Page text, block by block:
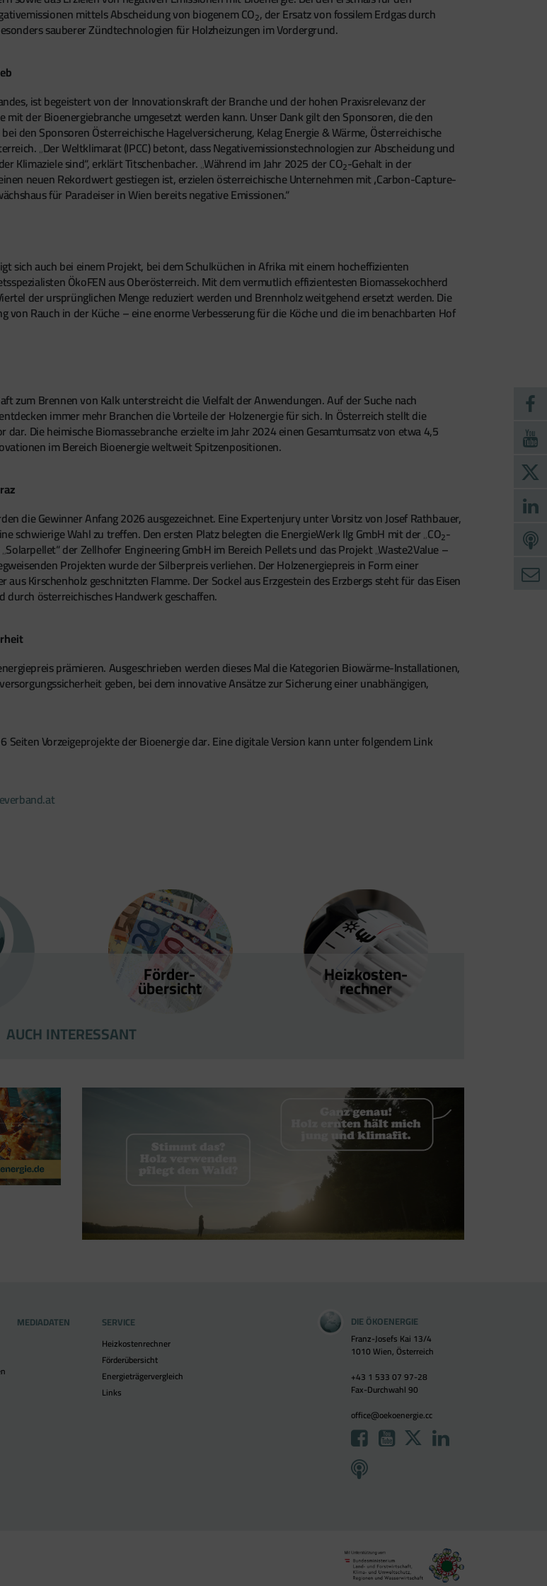
mittels Abscheidung von biogenem CO2, der Ersatz von fossilem Erdgas durch
sauberer Zündtechnologien für Holzheizungen im Vordergrund.
ist begeistert von der Innovationskraft der Branche und der hohen Praxisrelevanz der
der Bioenergiebranche umgesetzt werden kann. Unser Dank gilt den Sponsoren, die den
den Sponsoren Österreichische Hagelversicherung, Kelag Energie & Wärme, Österreichische
„Der Weltklimarat (IPCC) betont, dass Negativemissionstechnologien zur Abscheidung und
Klimaziele sind“, erklärt Titschenbacher. „Während im Jahr 2025 der CO2-Gehalt in der
neuen Rekordwert gestiegen ist, erzielen österreichische Unternehmen mit ‚Carbon-Capture-
für Paradeiser in Wien bereits negative Emissionen.“
sich auch bei einem Projekt, bei dem Schulküchen in Afrika mit einem hocheffizienten
ÖkoFEN aus Oberösterreich. Mit dem vermutlich effizientesten Biomassekochherd
der ursprünglichen Menge reduziert werden und Brennholz weitgehend ersetzt werden. Die
Rauch in der Küche – eine enorme Verbesserung für die Köche und die im benachbarten Hof
zum Brennen von Kalk unterstreicht die Vielfalt der Anwendungen. Auf der Suche nach
immer mehr Branchen die Vorteile der Holzenergie für sich. In Österreich stellt die
Die heimische Biomassebranche erzielte im Jahr 2024 einen Gesamtumsatz von etwa 4,5
im Bereich Bioenergie weltweit Spitzenpositionen.
die Gewinner Anfang 2026 ausgezeichnet. Eine Expertenjury unter Vorsitz von Josef Rathbauer,
schwierige Wahl zu treffen. Den ersten Platz belegten die EnergieWerk Ilg GmbH mit der „CO2-
der Zellhofer Engineering GmbH im Bereich Pellets und das Projekt „Waste2Value –
Projekten wurde der Silberpreis verliehen. Der Holzenergiepreis in Form einer
Kirschenholz geschnitzten Flamme. Der Sockel aus Erzgestein des Erzbergs steht für das Eisen
österreichisches Handwerk geschaffen.
prämieren. Ausgeschrieben werden dieses Mal die Kategorien Biowärme-Installationen,
geben, bei dem innovative Ansätze zur Sicherung einer unabhängigen,
Vorzeigeprojekte der Bioenergie dar. Eine digitale Version kann unter folgendem Link
Förder­
übersicht Heizkosten­
rechner
AUCH INTERESSANT
MEDIADATEN SERVICE
Heizkostenrechner
Förderübersicht
Energieträgervergleich
Links
DIE ÖKOENERGIE
Franz-Josefs Kai 13/4
1010 Wien, Österreich
+43 1 533 07 97-28
Fax-Durchwahl 90
office@oekoenergie.cc